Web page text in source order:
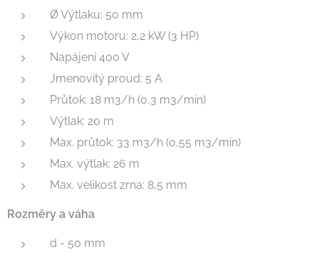
Ø Výtlaku: 50 mm
Výkon motoru: 2,2 kW (3 HP)
Napájení 400 V
Jmenovitý proud: 5 A
Průtok: 18 m3/h (0,3 m3/min)
Výtlak: 20 m
Max. průtok: 33 m3/h (0,55 m3/min)
Max. výtlak: 26 m
Max. velikost zrna: 8,5 mm
Rozměry a váha
d - 50 mm